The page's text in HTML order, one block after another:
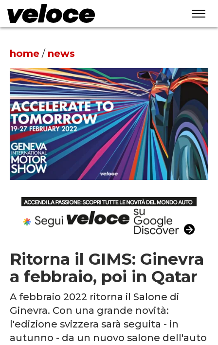
home / news
Ritorna il GIMS: Ginevra
a febbraio, poi in Qatar
A febbraio 2022 ritorna il Salone di
Ginevra. Con una grande novità:
l'edizione svizzera sarà seguita - in
autunno - da un nuovo salone dell'auto